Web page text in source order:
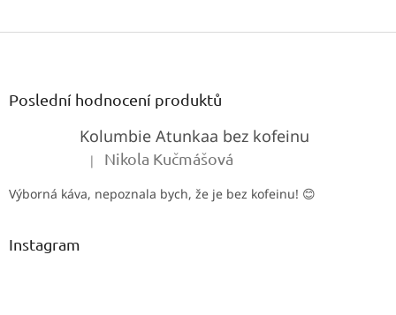
Z
Poslední hodnocení produktů
Kolumbie Atunkaa bez kofeinu
Hodnocení produktu je 5 z 5 hvězdiček.
| Nikola Kučmášová
Výborná káva, nepoznala bych, že je bez kofeinu! 😊
Instagram